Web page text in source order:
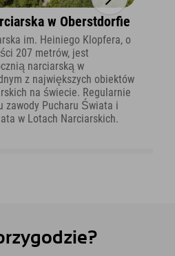
w Oberstdorfie
im. Heiniego Klopfera, o
207 metrów, jest
narciarską w
z największych obiektów
na świecie. Regularnie
zawody Pucharu Świata i
w Lotach Narciarskich.